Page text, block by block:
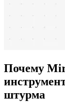
Почему
штурма